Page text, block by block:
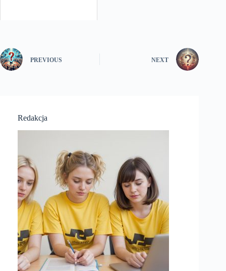
PREVIOUS NEXT
Redakcja